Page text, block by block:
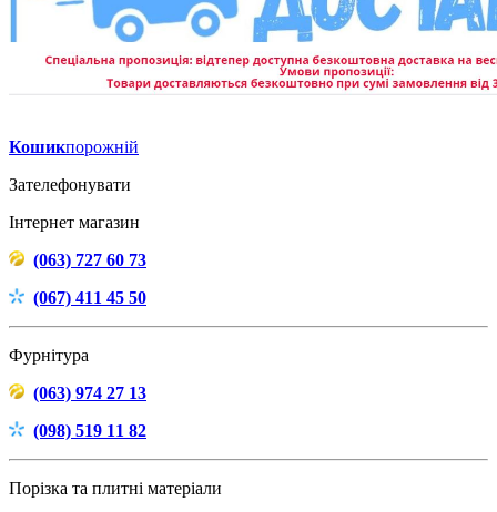
Кошикпорожній
Зателефонувати
Інтернет магазин
(063) 727 60 73
(067) 411 45 50
Фурнітура
(063) 974 27 13
(098) 519 11 82
Порізка та плитні матеріали